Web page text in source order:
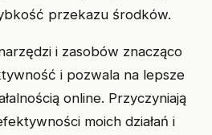
przekazu środków.
i zasobów znacząco
i pozwala na lepsze
online. Przyczyniają
moich działań i